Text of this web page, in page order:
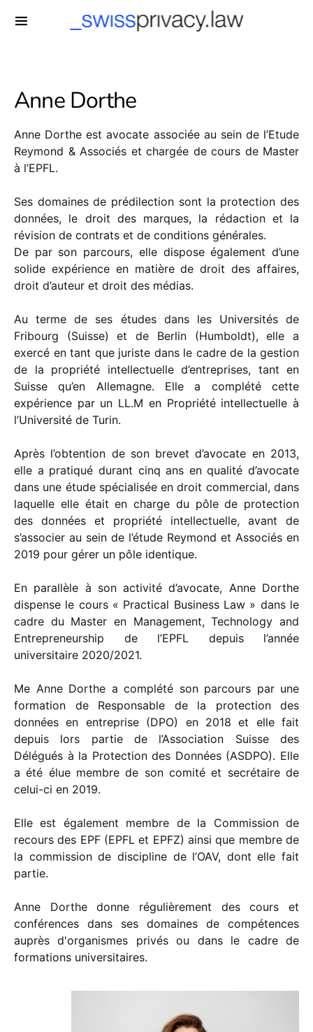
Anne Dorthe
Anne Dorthe est avocate associée au sein de l’Etude
Reymond & Associés et chargée de cours de Master
à l’EPFL.
Ses domaines de prédilection sont la protection des
données, le droit des marques, la rédaction et la
révision de contrats et de conditions générales.
De par son parcours, elle dispose également d’une
solide expérience en matière de droit des affaires,
droit d’auteur et droit des médias.
Au terme de ses études dans les Universités de
Fribourg (Suisse) et de Berlin (Humboldt), elle a
exercé en tant que juriste dans le cadre de la gestion
de la propriété intellectuelle d’entreprises, tant en
Suisse qu’en Allemagne. Elle a complété cette
expérience par un LL.M en Propriété intellectuelle à
l’Université de Turin.
Après l’obtention de son brevet d’avocate en 2013,
elle a pratiqué durant cinq ans en qualité d’avocate
dans une étude spécialisée en droit commercial, dans
laquelle elle était en charge du pôle de protection
des données et propriété intellectuelle, avant de
s’associer au sein de l’étude Reymond et Associés en
2019 pour gérer un pôle identique.
En parallèle à son activité d’avocate, Anne Dorthe
dispense le cours « Practical Business Law » dans le
cadre du Master en Management, Technology and
Entrepreneurship de l’EPFL depuis l’année
universitaire 2020/2021.
Me Anne Dorthe a complété son parcours par une
formation de Responsable de la protection des
données en entreprise (DPO) en 2018 et elle fait
depuis lors partie de l’Association Suisse des
Délégués à la Protection des Données (ASDPO). Elle
a été élue membre de son comité et secrétaire de
celui-ci en 2019.
Elle est également membre de la Commission de
recours des EPF (EPFL et EPFZ) ainsi que membre de
la commission de discipline de l’OAV, dont elle fait
partie.
Anne Dorthe donne régulièrement des cours et
conférences dans ses domaines de compétences
auprès d'organismes privés ou dans le cadre de
formations universitaires.